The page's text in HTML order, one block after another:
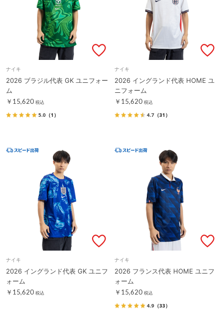
ナイキ
2026 ブラジル代表 GK ユニフォー
ム
￥15,620 税込
5.0 （1）
ナイキ
2026 イングランド代表 HOME ユ
ニフォーム
￥15,620 税込
4.7 （31）
ナイキ
2026 イングランド代表 GK ユニフ
ォーム
￥15,620 税込
ナイキ
2026 フランス代表 HOME ユニフ
ォーム
￥15,620 税込
4.9 （33）